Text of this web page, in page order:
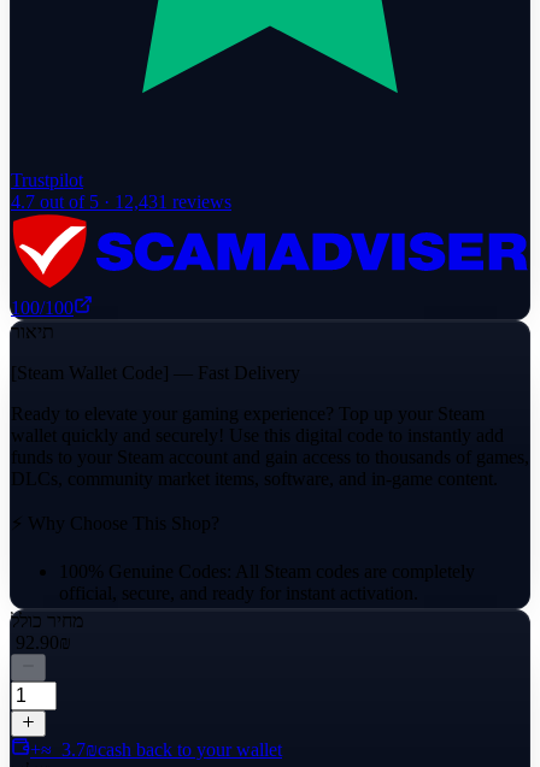
Trustpilot
4.7 out of 5 · 12,431 reviews
100/100
תיאור
[Steam Wallet Code] — Fast Delivery
Ready to elevate your gaming experience? Top up your Steam
wallet quickly and securely! Use this digital code to instantly add
funds to your Steam account and gain access to thousands of games,
DLCs, community market items, software, and in-game content.
⚡ Why Choose This Shop?
100% Genuine Codes: All Steam codes are completely
official, secure, and ready for instant activation.
Reliable Delivery: Your activation code will be delivered
directly through the platform's messaging system.
📝 Product Specifications:
מחיר כולל
‏92.90 ‏₪
+≈ ‏3.7 ‏₪cash back to your wallet